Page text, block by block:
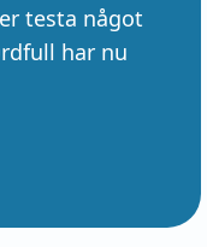
testa något
har nu